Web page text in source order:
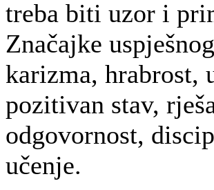
treba biti uzor i
Značajke
karizma, hrabrost,
pozitivan stav,
odgovornost,
učenje.